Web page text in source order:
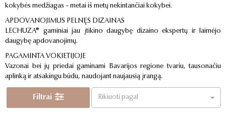
kokybės medžiagas – metai iš metų nekintančiai kokybei.
APDOVANOJIMUS PELNĘS DIZAINAS
LECHUZA® gaminiai jau įtikino daugybę dizaino ekspertų ir laimėjo
daugybę apdovanojimų.
PAGAMINTA VOKIETIJOJE
Vazonai bei jų priedai gaminami Bavarijos regione tvariu, tausonačiu
aplinką ir atsakingu būdu, naudojant naujausią įrangą.
Filtrai Rikiuoti pagal